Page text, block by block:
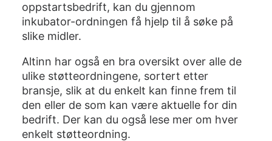
oppstartsbedrift, kan du gjennom
inkubator-ordningen få hjelp til å søke på
slike midler.
Altinn har også en bra oversikt over alle de
ulike støtteordningene, sortert etter
bransje, slik at du enkelt kan finne frem til
den eller de som kan være aktuelle for din
bedrift. Der kan du også lese mer om hver
enkelt støtteordning.